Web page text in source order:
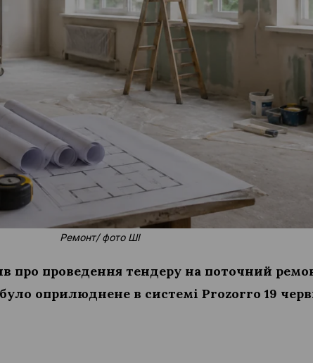
Ремонт/ фото ШІ
про проведення тендеру на поточний
оприлюднене в системі Prozorro 19